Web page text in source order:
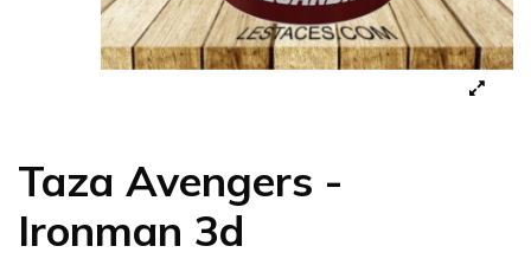
Taza Avengers -
Ironman 3d